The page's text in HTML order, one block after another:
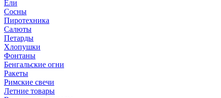
Ели
Сосны
Пиротехника
Салюты
Петарды
Хлопушки
Фонтаны
Бенгальские огни
Ракеты
Римские свечи
Летние товары